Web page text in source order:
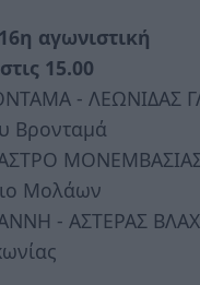
αγωνιστική
15.00
- ΛΕΩΝΙΔΑΣ
Βρονταμά
Μολάων
- ΑΣΤΕΡΑΣ